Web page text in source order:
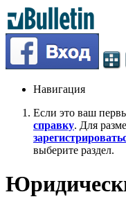
Навигация
Если это ваш
справку. Для
выберите раздел.